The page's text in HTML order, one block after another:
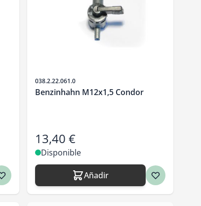
SKU
038.2.22.061.0
Benzinhahn M12x1,5 Condor
13,40 €
Disponible
Añadir